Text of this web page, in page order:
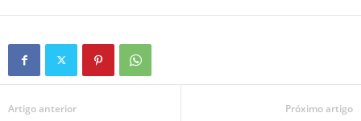
Artigo anterior Próximo artigo